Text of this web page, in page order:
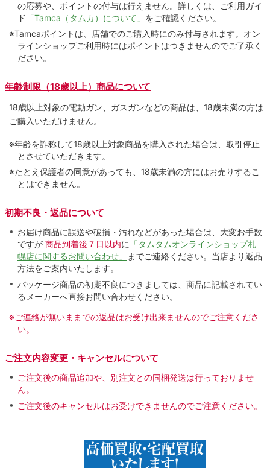
の応募や、ポイントの付与は⾏えません。詳しくは、ご利⽤ガイ
ド 「Tamca（タムカ）について」 をご確認ください。
※Tamcaポイントは、店舗でのご購⼊時にのみ付与されます。オン
ラインショップご利用時にはポイントはつきませんのでご了承く
ださい。
年齢制限（18歳以上）商品について
18歳以上対象の電動ガン、ガスガンなどの商品は、18歳未満の方は
ご購入いただけません。
※年齢を詐称して18歳以上対象商品を購入された場合は、取引停止
とさせていただきます。
※たとえ保護者の同意があっても、18歳未満の方にはお売りするこ
とはできません。
初期不良・返品について
お届け商品に誤送や破損・汚れなどがあった場合は、大変お手数
ですが 商品到着後７日以内に 「タムタムオンラインショップ札
幌店に関するお問い合わせ」
までご連絡ください。当店より返品
方法をご案内いたします。
パッケージ商品の初期不良につきましては、商品に記載されてい
るメーカーへ直接お問い合わせください。
※ご連絡が無いままでの返品はお受け出来ませんのでご注意くださ
い。
ご注文内容変更・キャンセルについて
ご注文後の商品追加や、別注文との同梱発送は行っておりませ
ん。
ご注文後のキャンセルはお受けできませんのでご注意ください。